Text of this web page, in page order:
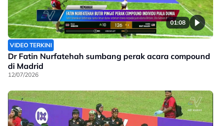
01:08
VIDEO TERKINI
Dr Fatin Nurfatehah sumbang perak acara compound
di Madrid
12/07/2026